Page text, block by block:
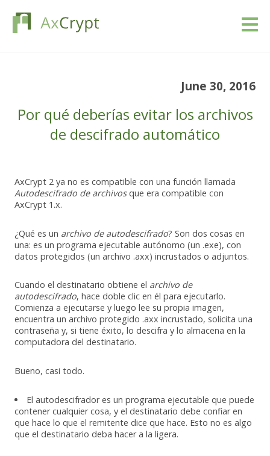
Nuestro producto
Recursos
Registrarse
June 30, 2016
Por qué deberías evitar los archivos
de descifrado automático
AxCrypt 2 ya no es compatible con una función llamada
Autodescifrado de archivosque era compatible con
AxCrypt 1.x.
¿Qué es un archivo de autodescifrado? Son dos cosas en
una: es un programa ejecutable autónomo (un .exe), con
datos protegidos (un archivo .axx) incrustados o adjuntos.
Cuando el destinatario obtiene el archivo de
autodescifrado, hace doble clic en él para ejecutarlo.
Comienza a ejecutarse y luego lee su propia imagen,
encuentra un archivo protegido .axx incrustado, solicita una
contraseña y, si tiene éxito, lo descifra y lo almacena en la
computadora del destinatario.
Bueno, casi todo.
El autodescifrador es un programa ejecutable que puede
contener cualquier cosa, y el destinatario debe confiar en
que hace lo que el remitente dice que hace. Esto no es algo
que el destinatario deba hacer a la ligera.